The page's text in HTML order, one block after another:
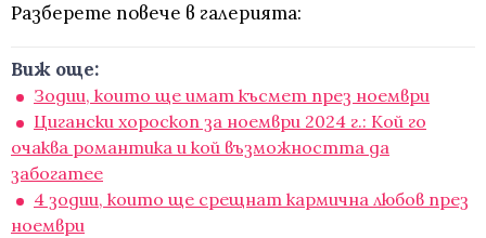
Разберете повече в галерията:
Виж още:
Зодии, които ще имат късмет през ноември
Цигански хороскоп за ноември 2024 г.: Кой го
очаква романтика и кой възможността да
забогатее
4 зодии, които ще срещнат кармична любов през
ноември